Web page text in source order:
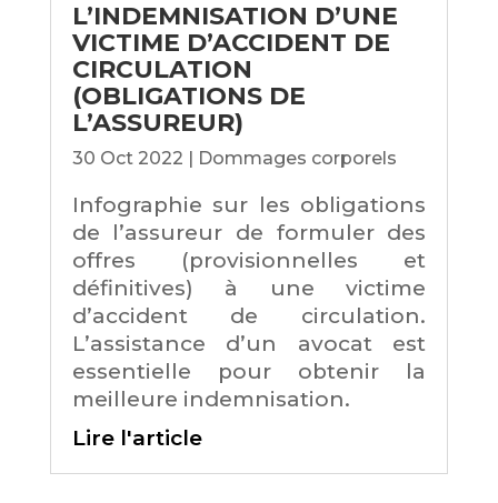
L’INDEMNISATION D’UNE
VICTIME D’ACCIDENT DE
CIRCULATION
(OBLIGATIONS DE
L’ASSUREUR)
30 Oct 2022 | Dommages corporels
Infographie sur les obligations
de l’assureur de formuler des
offres (provisionnelles et
définitives) à une victime
d’accident de circulation.
L’assistance d’un avocat est
essentielle pour obtenir la
meilleure indemnisation.
Lire l'article